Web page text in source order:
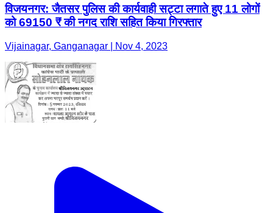
विजयनगर: जैतसर पुलिस की कार्यवाही सट्टा लगाते हुए 11 लोगों
को 69150 ₹ की नगद राशि सहित किया गिरफ्तार
Vijainagar, Ganganagar | Nov 4, 2023